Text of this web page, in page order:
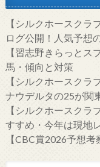
【シルクホースクラ
ログ公開！人気予想
【習志野きらっとス
馬・傾向と対策
【シルクホースク
ナウデルタの25が関
【シルクホースク
すすめ・今年は現地
【CBC賞2026予想